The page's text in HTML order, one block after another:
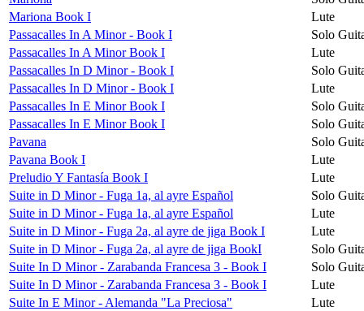
Mariona Book I
Lute
Passacalles In A Minor - Book I
Solo
Passacalles In A Minor Book I
Lute
Passacalles In D Minor - Book I
Solo
Passacalles In D Minor - Book I
Lute
Passacalles In E Minor Book I
Solo
Passacalles In E Minor Book I
Solo
Pavana
Solo
Pavana Book I
Lute
Preludio Y Fantasía Book I
Lute
Suite in D Minor - Fuga 1a, al ayre Español
Solo
Suite in D Minor - Fuga 1a, al ayre Español
Lute
Suite in D Minor - Fuga 2a, al ayre de jiga Book I
Lute
Suite in D Minor - Fuga 2a, al ayre de jiga BookI
Solo
Suite In D Minor - Zarabanda Francesa 3 - Book I
Solo
Suite In D Minor - Zarabanda Francesa 3 - Book I
Lute
Suite In E Minor - Alemanda "La Preciosa"
Lute